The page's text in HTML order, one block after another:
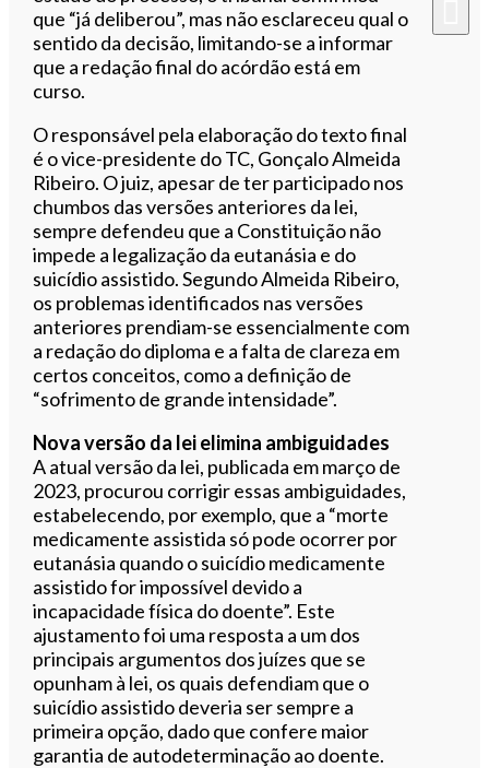
que “já deliberou”, mas não esclareceu qual o
sentido da decisão, limitando-se a informar
que a redação final do acórdão está em
curso.
O responsável pela elaboração do texto final
é o vice-presidente do TC, Gonçalo Almeida
Ribeiro. O juiz, apesar de ter participado nos
chumbos das versões anteriores da lei,
sempre defendeu que a Constituição não
impede a legalização da eutanásia e do
suicídio assistido. Segundo Almeida Ribeiro,
os problemas identificados nas versões
anteriores prendiam-se essencialmente com
a redação do diploma e a falta de clareza em
certos conceitos, como a definição de
“sofrimento de grande intensidade”.
Nova versão da lei elimina ambiguidades
A atual versão da lei, publicada em março de
2023, procurou corrigir essas ambiguidades,
estabelecendo, por exemplo, que a “morte
medicamente assistida só pode ocorrer por
eutanásia quando o suicídio medicamente
assistido for impossível devido a
incapacidade física do doente”. Este
ajustamento foi uma resposta a um dos
principais argumentos dos juízes que se
opunham à lei, os quais defendiam que o
suicídio assistido deveria ser sempre a
primeira opção, dado que confere maior
garantia de autodeterminação ao doente.